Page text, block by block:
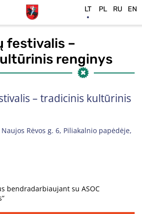
festivalis –
renginys
– tradicinis kultūrinis
Rėvos g. 6, Piliakalnio papėdėje,
bendradarbiaujant su ASOC
LT PL RU EN